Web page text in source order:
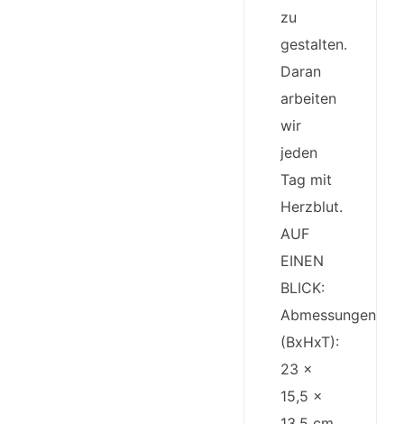
zu
gestalten.
Daran
arbeiten
wir
jeden
Tag mit
Herzblut.
AUF
EINEN
BLICK:
Abmessungen
(BxHxT):
23 x
15,5 x